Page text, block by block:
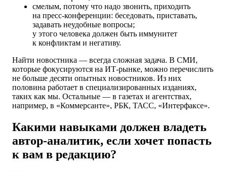
смелым, потому что надо звонить, приходить
на пресс-конференции: беседовать, приставать,
задавать неудобные вопросы;
у этого человека должен быть иммунитет
к конфликтам и негативу.
Найти новостника — всегда сложная задача. В СМИ,
которые фокусируются на ИТ‑рынке, можно перечислить
не больше десяти опытных новостников. Из них
половина работает в специализированных изданиях,
таких как мы. Остальные — в газетах и агентствах,
например, в «Коммерсанте», РБК, ТАСС, «Интерфаксе».
Какими навыками должен владеть
автор-аналитик, если хочет попасть
к вам в редакцию?